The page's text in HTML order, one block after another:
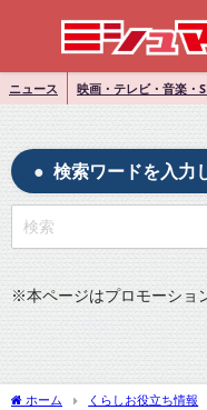
ニュース 映画・テレビ・音楽・
検索ワードを入力
※本ページはプロモーショ
ホーム くらしお役立ち情報